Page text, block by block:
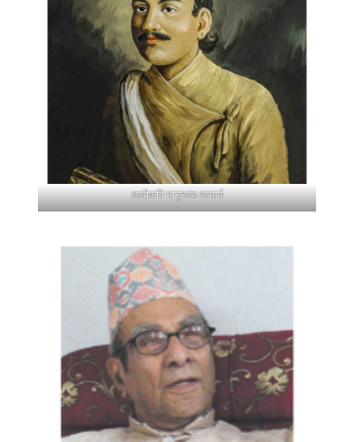
आदीकवि भानुभक्त आचार्य